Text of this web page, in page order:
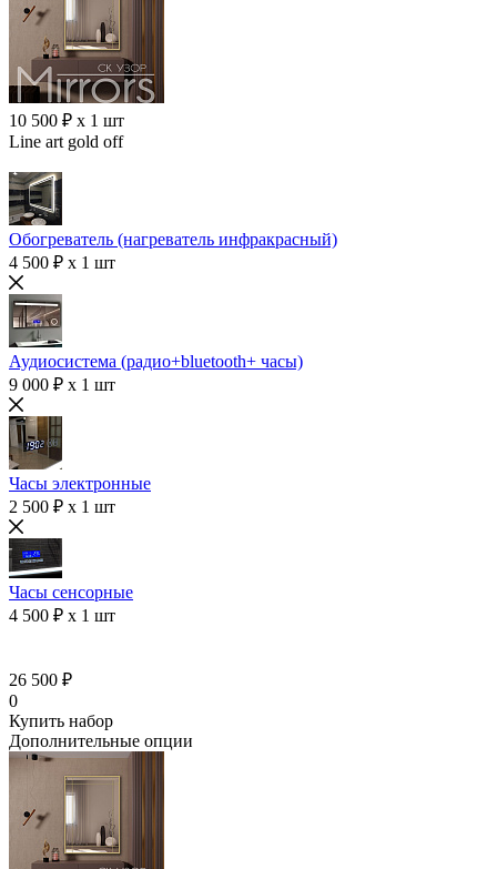
10 500 ₽ x 1 шт
Line art gold off
Обогреватель (нагреватель инфракрасный)
4 500 ₽ x 1 шт
Аудиосистема (радио+bluetooth+ часы)
9 000 ₽ x 1 шт
Часы электронные
2 500 ₽ x 1 шт
Часы сенсорные
4 500 ₽ x 1 шт
26 500 ₽
0
Купить набор
Дополнительные опции